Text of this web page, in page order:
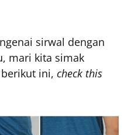
sirwal dengan
mari kita simak
ini, check this